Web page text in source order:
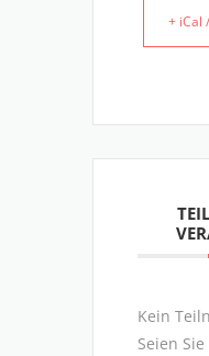
+ iCal
Kein
Seien